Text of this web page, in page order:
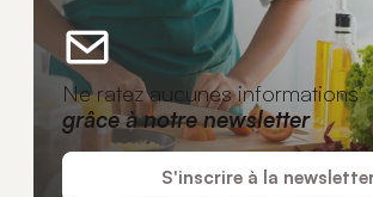
Ne ratez aucunes informations
grâce à notre newsletter
S'inscrire à la